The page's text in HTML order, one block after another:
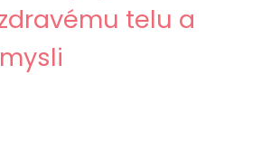
telu a